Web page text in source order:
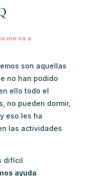
me va a
son aquellas
no han podido
ello todo el
no pueden dormir,
eso les ha
las actividades
difícil
ayuda